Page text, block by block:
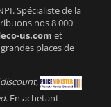
Spécialiste de la
nos 8 000
us.com et
places de
. En achetant